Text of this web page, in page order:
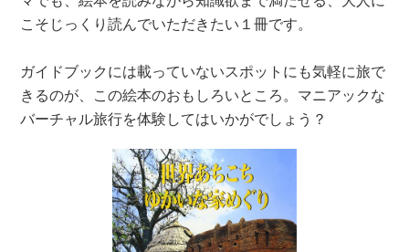
こそじっくり読んでいただきたい１冊です。
ガイドブックには載っていないスポットにも気軽に旅で
きるのが、この絵本のおもしろいところ。マニアックな
バーチャル旅行を体験してはいかがでしょう？